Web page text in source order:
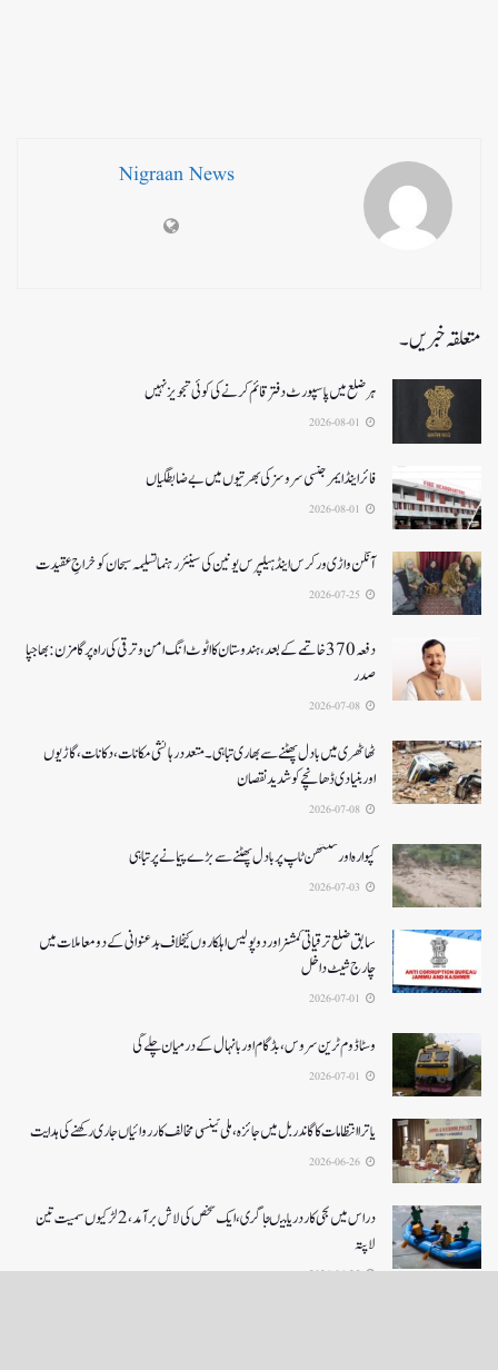
Nigraan News
متعلقہ خبریں۔
ہر ضلع میں پاسپورٹ دفتر قائم کرنے کی کوئی تجویز نہیں
فائر اینڈ ایمرجنسی سروسزکی بھرتیوں میں بے ضابطگیاں
آنگن واڑی ورکرس اینڈ ہیلپرس یونین کی سینئر رہنما تسلیمہ سبحان کو خراجِ عقیدت
دفعہ370 خاتمے کے بعد،ہندوستان کا اٹوٹ انگ امن و ترقی کی راہ پر گامزن : بھاجپا
صدر
ٹھاٹھری میں بادل پھٹنے سے بھاری تباہی۔متعددرہائشی مکانات، دکانات، گاڑیوں
اوربنیادی ڈھانچے کو شدید نقصان
کپوارہ اور سنتھن ٹاپ پر بادل پھٹنے سے بڑے پیمانے پرتباہی
سابق ضلع ترقیاتی کمشنر اور دو پولیس اہلکاروں کیخلاف بدعنوانی کے دو معاملات میں
چارج شیٹ داخل
وسٹا ڈوم ٹرین سروس ، بڈگام اور بانہال کے درمیان چلے گی
یاترا انتظامات کا گاندربل میں جائزہ، ملی ٹینسی مخالف کارروائیاں جاری رکھنے کی ہدایت
دراس میں نجی کاردریا میںجا گری،ایک شخص کی لاش بر آمد، 2لڑکیوں سمیت تین
لاپتہ
2026-06-25